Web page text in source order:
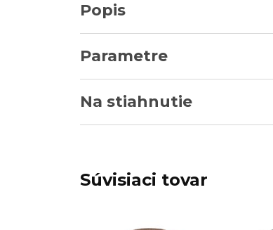
Popis
Parametre
Na stiahnutie
Súvisiaci tovar